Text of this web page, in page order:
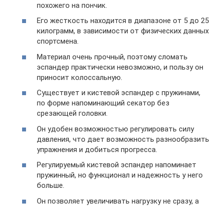
похожего на пончик.
Его жесткость находится в диапазоне от 5 до 25
килограмм, в зависимости от физических данных
спортсмена.
Материал очень прочный, поэтому сломать
эспандер практически невозможно, и пользу он
приносит колоссальную.
Существует и кистевой эспандер с пружинами,
по форме напоминающий секатор без
срезающей головки.
Он удобен возможностью регулировать силу
давления, что дает возможность разнообразить
упражнения и добиться прогресса.
Регулируемый кистевой эспандер напоминает
пружинный, но функционал и надежность у него
больше.
Он позволяет увеличивать нагрузку не сразу, а